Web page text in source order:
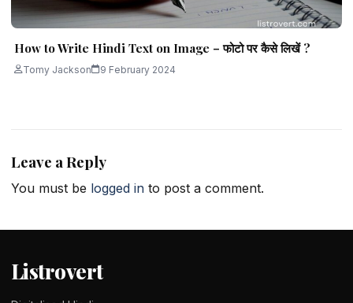
How to Write Hindi Text on Image – फोटो पर कैसे लिखें ?
Tomy Jackson 9 February 2024
Leave a Reply
You must be logged in to post a comment.
Listrovert